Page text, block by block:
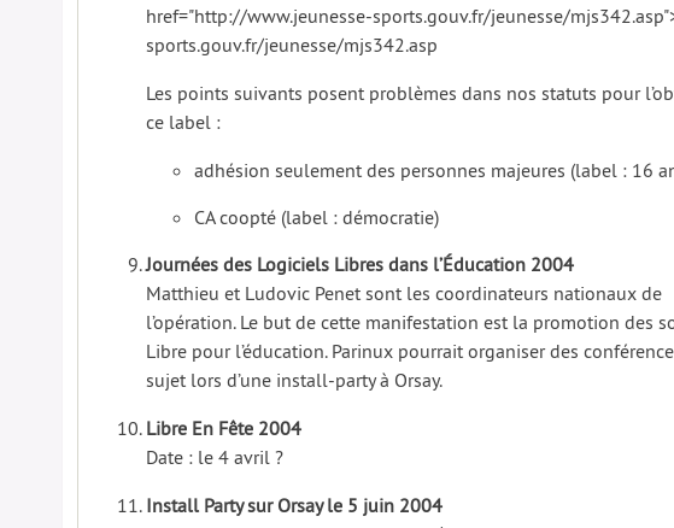
href="http://www.jeunesse-sports.gouv.fr/jeunesse/
sports.gouv.fr/jeunesse/mjs342.asp
Les points suivants posent problèmes dans nos statuts pour
ce label :
adhésion seulement des personnes majeures (label : 16
CA coopté (label : démocratie)
Journées des Logiciels Libres dans l’Éducation 2004
Matthieu et Ludovic Penet sont les coordinateurs nationaux de
l’opération. Le but de cette manifestation est la promotion des
Libre pour l’éducation. Parinux pourrait organiser des
sujet lors d’une install-party à Orsay.
Libre En Fête 2004
Date : le 4 avril ?
Install Party sur Orsay le 5 juin 2004